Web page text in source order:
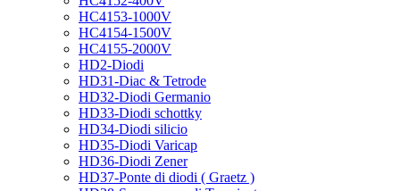
HC4153-1000V
HC4154-1500V
HC4155-2000V
HD2-Diodi
HD31-Diac & Tetrode
HD32-Diodi Germanio
HD33-Diodi schottky
HD34-Diodi silicio
HD35-Diodi Varicap
HD36-Diodi Zener
HD37-Ponte di diodi ( Graetz )